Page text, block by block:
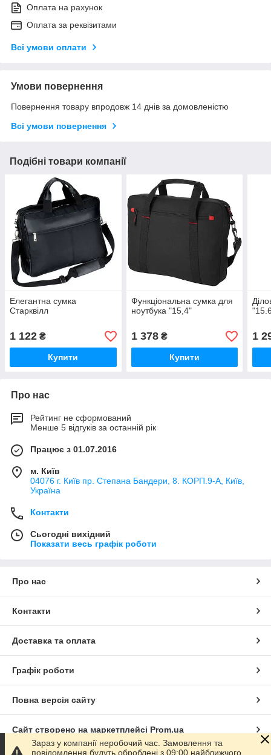
Оплата на рахунок
Оплата за реквізитами
Всі умови оплати
Умови повернення
Повернення товару впродовж 14 днів за домовленістю
Всі умови повернення
Подібні товари компанії
Елегантна сумка
Старквілл
1 122 ₴
Купити
Функціональна сумка для
ноутбука "15,4"
1 378₴
Купити
1
Про нас
Рейтинг не сформований
Менше 5 відгуків за останній рік
Працює з 01.07.2016
м. Київ
04076 г. Київ пр. Степана Бандери, 8. КОРП.9-А, Київ,
Україна
Контакти
Сьогодні вихідний
Показати весь графік роботи
Про нас
Контакти
Доставка та оплата
Графік роботи
Повна версія сайту
Сайт створено на маркетплейсі Prom.ua
Зараз у компанії неробочий час. Замовлення та
повідомлення будуть оброблені з 09:00 найближчого